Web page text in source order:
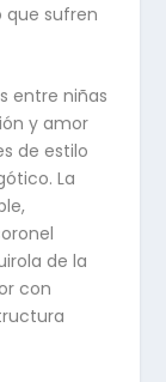
que sufren
entre niñas
y amor
de estilo
La
de la
con